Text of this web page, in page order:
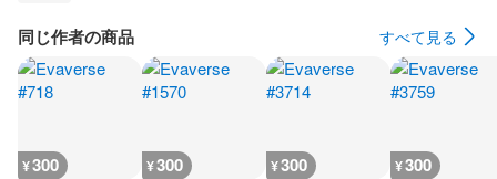
同じ作者の商品 すべて見る
¥300 ¥300 ¥300 ¥300